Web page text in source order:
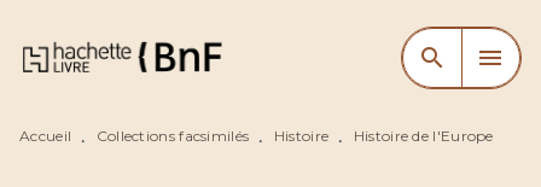
MENU RECHERCHE
CONTENU
search menu
Accueil • Collections facsimilés • Histoire • Histoire de l'Europe